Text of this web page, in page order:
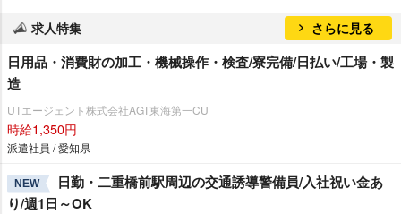
求人特集 さらに見る
日用品・消費財の加工・機械操作・検査/寮完備/日払い/工場・製
造
UTエージェント株式会社AGT東海第一CU
時給1,350円
派遣社員 / 愛知県
NEW
日勤・二重橋前駅周辺の交通誘導警備員/入社祝い金あ
り/週1日～OK